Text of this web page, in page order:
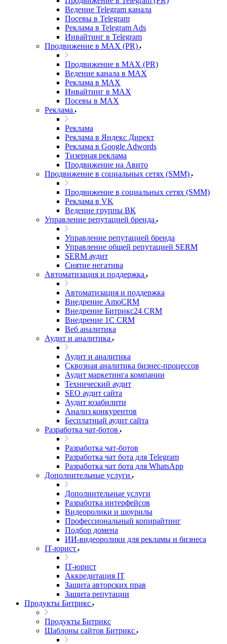
Ведение Telegram канала
Посевы в Telegram
Реклама в Telegram Ads
Инвайтинг в Telegram
Продвижение в MAX (PR)
Продвижение в MAX (PR)
Ведение канала в MAX
Реклама в MAX
Инвайтинг в MAX
Посевы в MAX
Реклама
Реклама
Реклама в Яндекс Директ
Реклама в Google Adwords
Тизерная реклама
Продвижение на Авито
Продвижение в социальных сетях (SMM)
Продвижение в социальных сетях (SMM)
Реклама в VK
Ведение группы ВК
Управление репутацией бренда
Управление репутацией бренда
Управление общей репутацией SERM
SERM аудит
Снятие негатива
Автоматизация и поддержка
Автоматизация и поддержка
Внедрение AmoCRM
Внедрение Битрикс24 CRM
Внедрение 1C CRM
Веб аналитика
Аудит и аналитика
Аудит и аналитика
Сквозная аналитика бизнес-процессов
Аудит маркетинга компании
Технический аудит
SEO аудит сайта
Аудит юзабилити
Анализ конкурентов
Бесплатный аудит сайта
Разработка чат-ботов
Разработка чат-ботов
Разработка чат бота для Telegram
Разработка чат бота для WhatsApp
Дополнительные услуги
Дополнительные услуги
Разработка интерфейсов
Видеоролики и шоурилы
Профессиональный копирайтинг
Подбор домена
ИИ-видеоролики для рекламы и бизнеса
IT-юрист
IT-юрист
Аккредитация IT
Защита авторских прав
Защита репутации
Продукты Битрикс
Продукты Битрикс
Шаблоны сайтов Битрикс